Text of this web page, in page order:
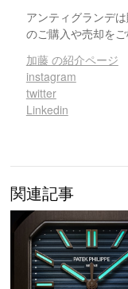
アンティグランデ
のご購入や売却を
加藤 の紹介ページ
instagram
twitter
Linkedin
関連記事